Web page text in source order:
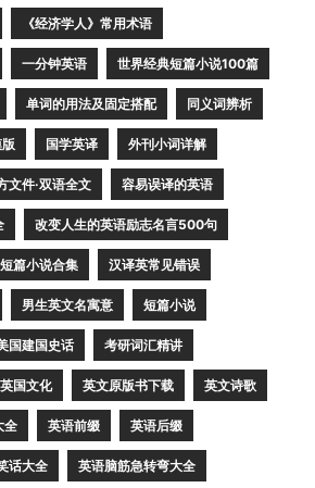
《经济学人》常用术语
一分钟英语 世界经典短篇小说100篇
单词的用法及固定搭配 同义词辨析
国学英译 外刊小词详解
文件·双语全文 容易误译的英语
改变人生的英语励志名言500句
篇小说合集 汉译英常见错误
男生英文名寓意 短篇小说
国建国史话 考研词汇精讲
英国文化 英文原版书下载 英文诗歌
全 英语前缀 英语后缀
话大全 英语脑筋急转弯大全